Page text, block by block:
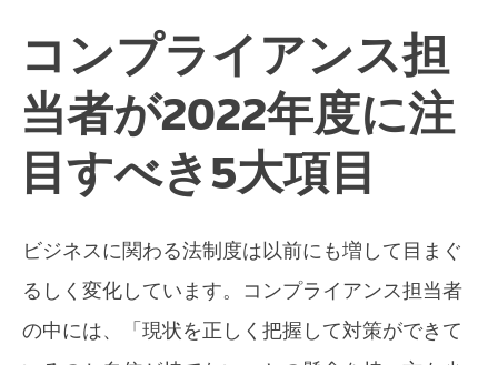
コンプライアンス担
当者が2022年度に注
目すべき5大項目
ビジネスに関わる法制度は以前にも増して目まぐ
るしく変化しています。コンプライアンス担当者
の中には、「現状を正しく把握して対策ができて